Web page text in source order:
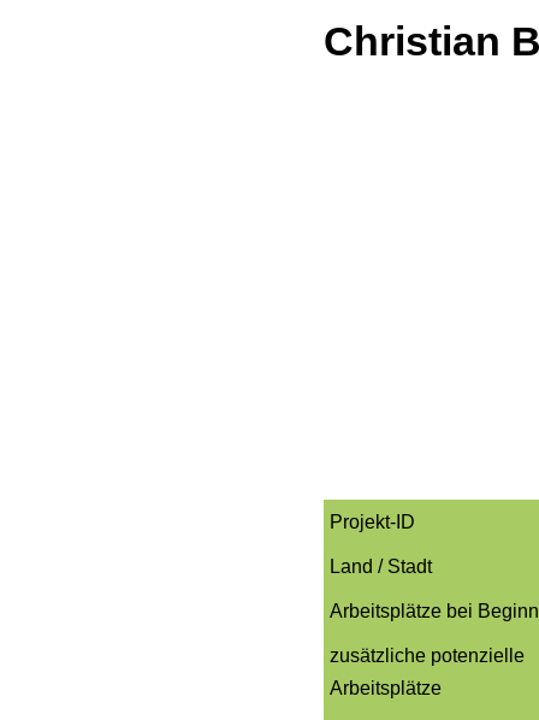
Christian
Projekt-ID
Land / Stadt
Arbeitsplätze bei Beginn
zusätzliche potenzielle
Arbeitsplätze